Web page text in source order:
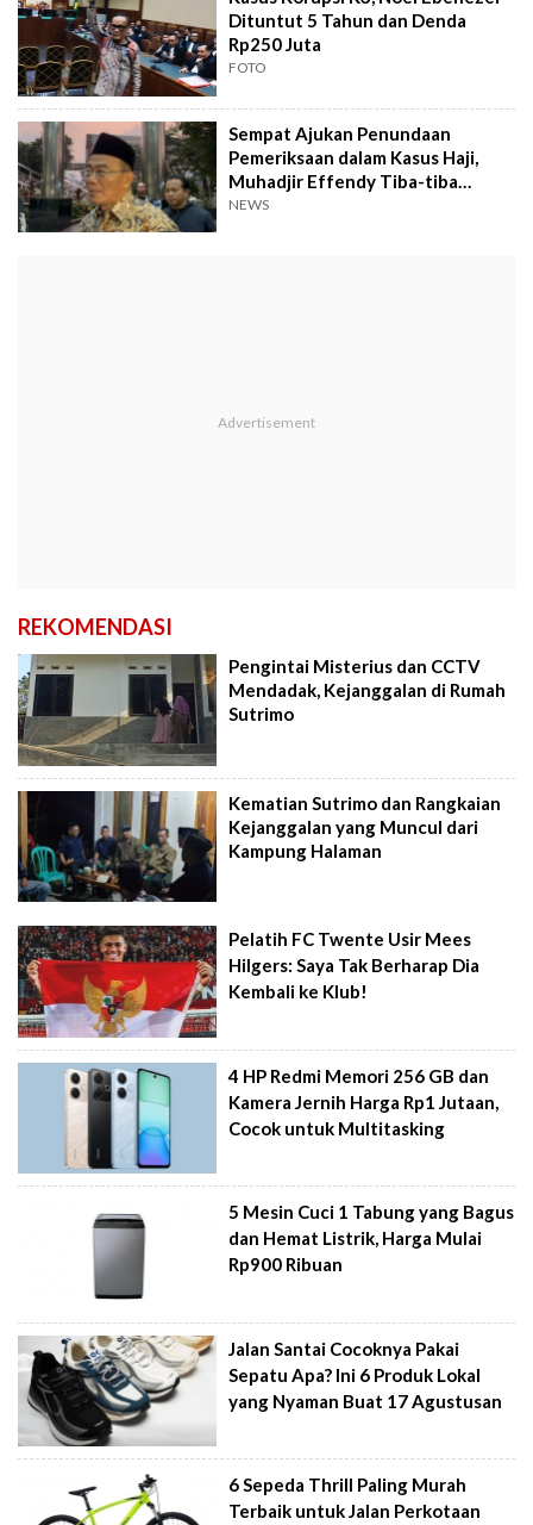
Dituntut 5 Tahun dan Denda
Rp250 Juta
FOTO
Sempat Ajukan Penundaan
Pemeriksaan dalam Kasus Haji,
Muhadjir Effendy Tiba-tiba
Muncul di KPK
NEWS
REKOMENDASI
Pengintai Misterius dan CCTV
Mendadak, Kejanggalan di Rumah
Sutrimo
Kematian Sutrimo dan Rangkaian
Kejanggalan yang Muncul dari
Kampung Halaman
Pelatih FC Twente Usir Mees
Hilgers: Saya Tak Berharap Dia
Kembali ke Klub!
4 HP Redmi Memori 256 GB dan
Kamera Jernih Harga Rp1 Jutaan,
Cocok untuk Multitasking
5 Mesin Cuci 1 Tabung yang Bagus
dan Hemat Listrik, Harga Mulai
Rp900 Ribuan
Jalan Santai Cocoknya Pakai
Sepatu Apa? Ini 6 Produk Lokal
yang Nyaman Buat 17 Agustusan
6 Sepeda Thrill Paling Murah
Terbaik untuk Jalan Perkotaan